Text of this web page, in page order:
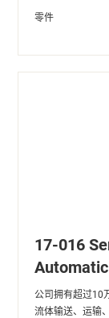
零件
17-016
公司拥有超过10
流体输送、运输